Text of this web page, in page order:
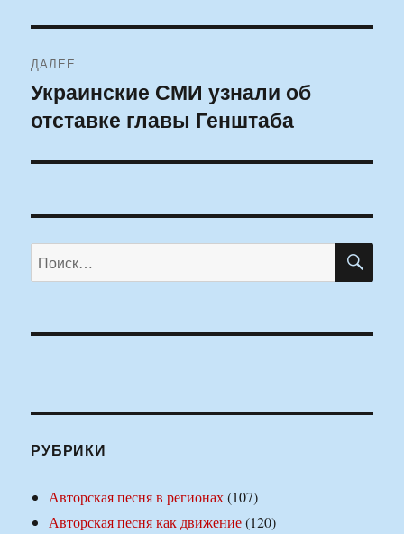
ДАЛЕЕ
Следующая
запись:
Украинские СМИ узнали об
отставке главы Генштаба
Искать:
РУБРИКИ
Авторская песня в регионах(107)
Авторская песня как движение(120)